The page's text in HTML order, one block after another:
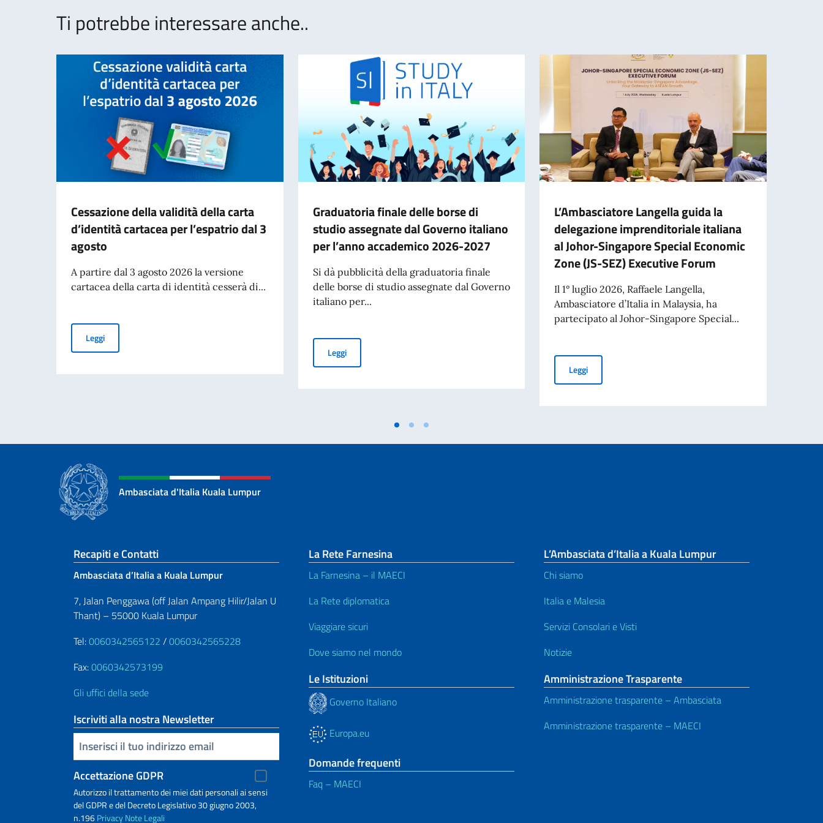
Ti potrebbe interessare anche..
Cessazione della validità della carta
d’identità cartacea per l’espatrio dal 3
agosto
A partire dal 3 agosto 2026 la versione
cartacea della carta di identità cesserà di...
LeggiCessazione della validità della carta d’identità cartacea per l’espatrio dal 3 agosto
Graduatoria finale delle borse di
studio assegnate dal Governo italiano
per l’anno accademico 2026-2027
Si dà pubblicità della graduatoria finale
delle borse di studio assegnate dal Governo
italiano per...
LeggiGraduatoria finale delle borse di studio assegnate dal Governo italiano per l’anno accademico 2026-2027
L’Ambasciatore Langella guida la
delegazione imprenditoriale italiana
al Johor-Singapore Special Economic
Zone (JS-SEZ) Executive Forum
Il 1° luglio 2026, Raffaele Langella,
Ambasciatore d’Italia in Malaysia, ha
partecipato al Johor-Singapore Special...
LeggiL’Ambasciatore Langella guida la delegazione imprenditoriale
Ambasciata d'Italia Kuala Lumpur
Sezione footer
Recapiti e Contatti
Ambasciata d’Italia a Kuala Lumpur
7, Jalan Penggawa (off Jalan Ampang Hilir/Jalan U
Thant) – 55000 Kuala Lumpur
Tel:0060342565122 /0060342565228
Fax:0060342573199
Gli uffici della sede
Iscriviti alla nostra Newsletter
Inserisci la tua email
Accettazione GDPR
Autorizzo il trattamento dei miei dati personali ai sensi
del GDPR e del Decreto Legislativo 30 giugno 2003,
n.196PrivacyNote Legali
La Rete Farnesina
La Farnesina – il MAECI
La Rete diplomatica
Viaggiare sicuri
Dove siamo nel mondo
Le Istituzioni
Governo Italiano
Europa.eu
Domande frequenti
Faq – MAECI
L’Ambasciata d’Italia a Kuala Lumpur
Chi siamo
Italia e Malesia
Servizi Consolari e Visti
Notizie
Amministrazione Trasparente
Amministrazione trasparente – Ambasciata
Amministrazione trasparente – MAECI